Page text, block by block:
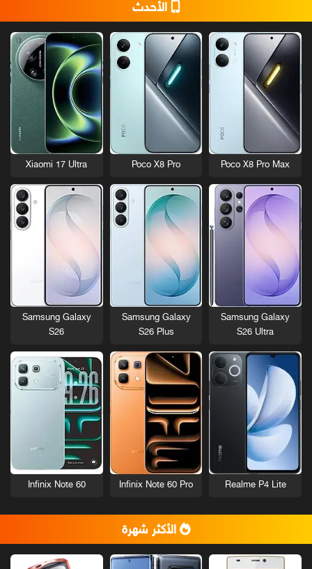
الأحدث
Poco X8 Pro Max
Poco X8 Pro
Xiaomi 17 Ultra
Samsung Galaxy
S26 Ultra
Samsung Galaxy
S26 Plus
Samsung Galaxy
S26
Realme P4 Lite
Infinix Note 60 Pro
Infinix Note 60
الأكثر شهرة